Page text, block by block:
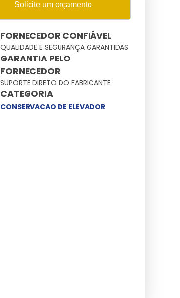
Solicite um orçamento
FORNECEDOR CONFIÁVEL
QUALIDADE E SEGURANÇA GARANTIDAS
GARANTIA PELO
FORNECEDOR
SUPORTE DIRETO DO FABRICANTE
CATEGORIA
CONSERVACAO DE ELEVADOR